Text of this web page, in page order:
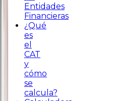
Entidades
Financieras
¿Qué
es
el
CAT
y
cómo
se
calcula?